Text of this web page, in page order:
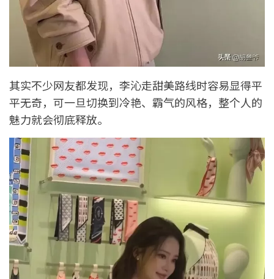
其实不少网友都发现，李沁走甜美路线时容易显得平
平无奇，可一旦切换到冷艳、霸气的风格，整个人的
魅力就会彻底释放。